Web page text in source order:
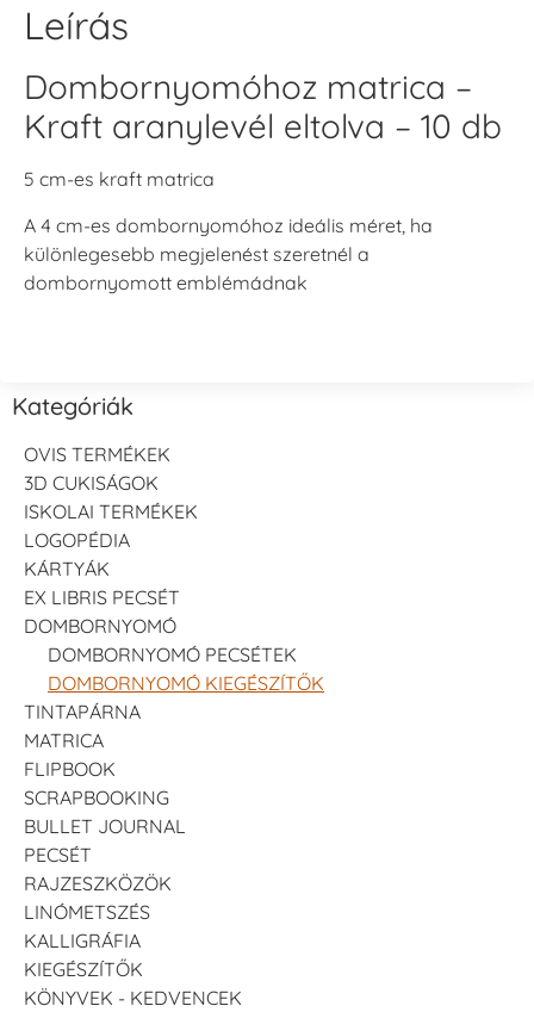
Leírás
Dombornyomóhoz matrica –
Kraft aranylevél eltolva – 10 db
5 cm-es kraft matrica
A 4 cm-es dombornyomóhoz ideális méret, ha
különlegesebb megjelenést szeretnél a
dombornyomott emblémádnak
Kategóriák
OVIS TERMÉKEK
3D CUKISÁGOK
ISKOLAI TERMÉKEK
LOGOPÉDIA
KÁRTYÁK
EX LIBRIS PECSÉT
DOMBORNYOMÓ
DOMBORNYOMÓ PECSÉTEK
DOMBORNYOMÓ KIEGÉSZÍTŐK
TINTAPÁRNA
MATRICA
FLIPBOOK
SCRAPBOOKING
BULLET JOURNAL
PECSÉT
RAJZESZKÖZÖK
LINÓMETSZÉS
KALLIGRÁFIA
KIEGÉSZÍTŐK
KÖNYVEK - KEDVENCEK